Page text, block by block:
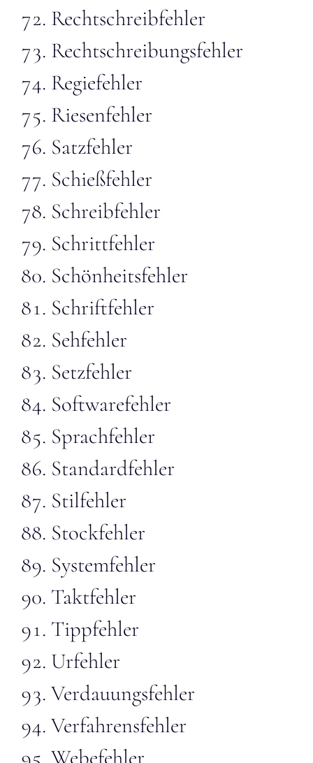
Rechtschreibfehler
Rechtschreibungsfehler
Regiefehler
Riesenfehler
Satzfehler
Schießfehler
Schreibfehler
Schrittfehler
Schönheitsfehler
Schriftfehler
Sehfehler
Setzfehler
Softwarefehler
Sprachfehler
Standardfehler
Stilfehler
Stockfehler
Systemfehler
Taktfehler
Tippfehler
Urfehler
Verdauungsfehler
Verfahrensfehler
Webefehler